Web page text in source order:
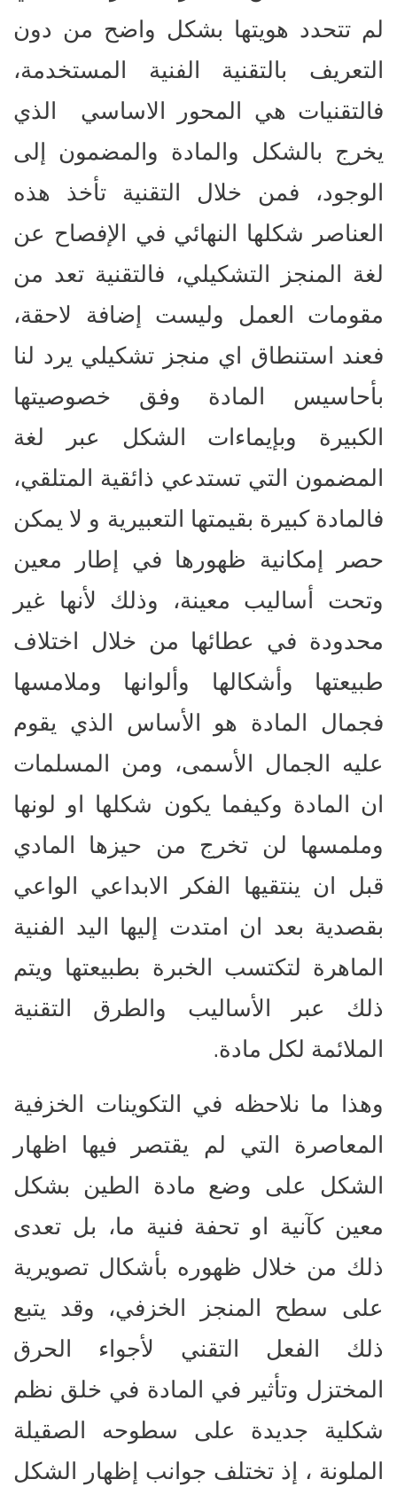
لم تتحدد هويتها بشكل واضح من دون
التعريف بالتقنية الفنية المستخدمة،
فالتقنيات هي المحور الاساسي الذي
يخرج بالشكل والمادة والمضمون إلى
الوجود، فمن خلال التقنية تأخذ هذه
العناصر شكلها النهائي في الإفصاح عن
لغة المنجز التشكيلي، فالتقنية تعد من
مقومات العمل وليست إضافة لاحقة،
فعند استنطاق اي منجز تشكيلي يرد لنا
بأحاسيس المادة وفق خصوصيتها
الكبيرة وبإيماءات الشكل عبر لغة
المضمون التي تستدعي ذائقية المتلقي،
فالمادة كبيرة بقيمتها التعبيرية و لا يمكن
حصر إمكانية ظهورها في إطار معين
وتحت أساليب معينة، وذلك لأنها غير
محدودة في عطائها من خلال اختلاف
طبيعتها وأشكالها وألوانها وملامسها
فجمال المادة هو الأساس الذي يقوم
عليه الجمال الأسمى، ومن المسلمات
ان المادة وكيفما يكون شكلها او لونها
وملمسها لن تخرج من حيزها المادي
قبل ان ينتقيها الفكر الابداعي الواعي
بقصدية بعد ان امتدت إليها اليد الفنية
الماهرة لتكتسب الخبرة بطبيعتها ويتم
ذلك عبر الأساليب والطرق التقنية
الملائمة لكل مادة.
وهذا ما نلاحظه في التكوينات الخزفية
المعاصرة التي لم يقتصر فيها اظهار
الشكل على وضع مادة الطين بشكل
معين كآنية او تحفة فنية ما، بل تعدى
ذلك من خلال ظهوره بأشكال تصويرية
على سطح المنجز الخزفي، وقد يتبع
ذلك الفعل التقني لأجواء الحرق
المختزل وتأثير في المادة في خلق نظم
شكلية جديدة على سطوحه الصقيلة
الملونة ، إذ تختلف جوانب إظهار الشكل